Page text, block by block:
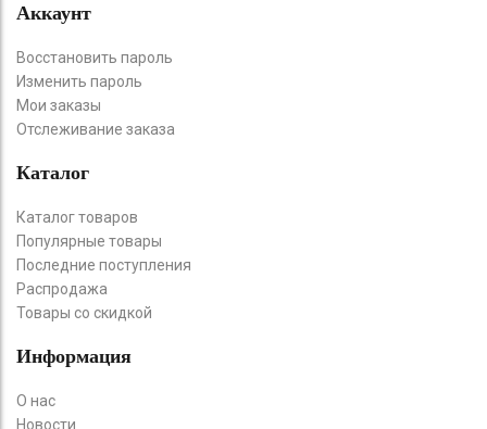
Аккаунт
Восстановить пароль
Изменить пароль
Мои заказы
Отслеживание заказа
Каталог
Каталог товаров
Популярные товары
Последние поступления
Распродажа
Товары со скидкой
Информация
О нас
Новости